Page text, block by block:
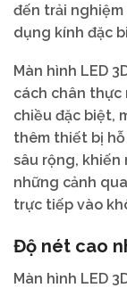
đến trải nghiệm
dụng kính đặc
Màn hình LED
cách chân thực
chiều đặc biệt,
thêm thiết bị
sâu rộng, khiến
những cảnh
trực tiếp vào
Độ nét cao
Màn hình LED